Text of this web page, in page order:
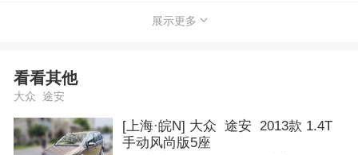
展示更多
看看其他
大众 途安
[上海·皖N] 大众 途安 2013款 1.4T
手动风尚版5座